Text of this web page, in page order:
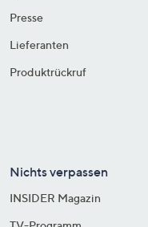
Presse
Lieferanten
Produktrückruf
Nichts verpassen
INSIDER Magazin